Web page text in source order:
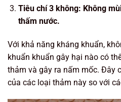
Tiêu chí 3 không: Không
thấm nước.
Với khả năng kháng khuẩn,
khuẩn khuẩn gây hại nào có
thảm và gây ra nấm mốc. Đây
của các loại thảm này so với